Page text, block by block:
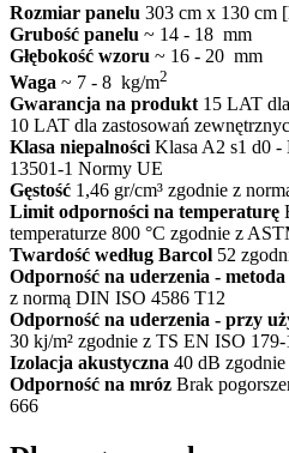
Rozmiar panelu 303 cm x 130 cm
Grubość panelu ~ 14 - 18 mm
Głębokość wzoru ~ 16 - 20 mm
Waga ~ 7 - 8 kg/m2
Gwarancja na produkt 15 LAT
10 LAT dla zastosowań
Klasa niepalności Klasa A2 s1 d0 -
13501-1 Normy UE
Gęstość 1,46 gr/cm³ zgodnie z
Limit odporności na temperaturę
temperaturze 800 °C zgodnie z
Twardość według Barcol 52
Odporność na uderzenia -
z normą DIN ISO 4586 T12
Odporność na uderzenia - przy
30 kj/m² zgodnie z TS EN ISO 179-
Izolacja akustyczna 40 dB
Odporność na mróz Brak
666